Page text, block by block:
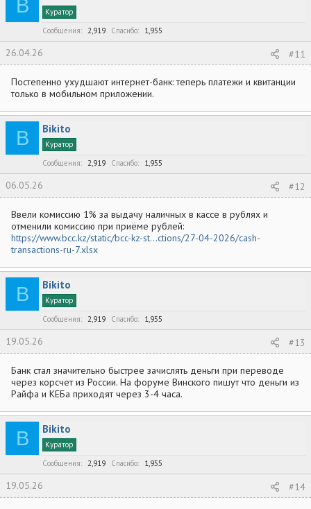
B
Куратор
Сообщения
2,919 Спасибо 1,955
26.04.26 #11
Постепенно ухудшают интернет-банк: теперь платежи и квитанции
только в мобильном приложении.
B Bikito
Куратор
Сообщения
2,919 Спасибо 1,955
06.05.26 #12
Ввели комиссию 1% за выдачу наличных в кассе в рублях и
отменили комиссию при приёме рублей:
https://www.bcc.kz/static/bcc-kz-st...ctions/27-04-2026/cash-
transactions-ru-7.xlsx
B Bikito
Куратор
Сообщения
2,919 Спасибо 1,955
19.05.26 #13
Банк стал значительно быстрее зачислять деньги при переводе
через корсчет из России. На форуме Винского пишут что деньги из
Райфа и КЕБа приходят через 3-4 часа.
B Bikito
Куратор
Сообщения
2,919 Спасибо 1,955
19.05.26 #14